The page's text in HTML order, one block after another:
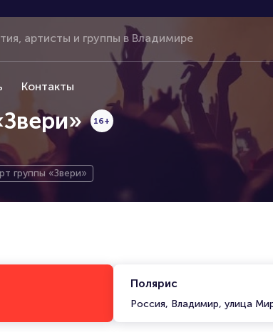
Контакты
16+
группы «Звери»
Полярис
Россия, Владимир, улица